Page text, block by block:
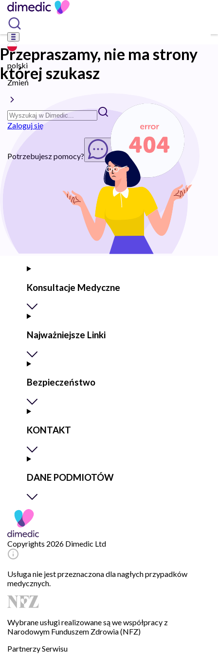
polski
Zmień
Zaloguj się
Potrzebujesz pomocy? Rozpocznij chat
Przepraszamy, nie ma strony
której szukasz
Konsultacje Medyczne
Najważniejsze Linki
Bezpieczeństwo
KONTAKT
DANE PODMIOTÓW
Copyrights 2026 Dimedic Ltd
Usługa nie jest przeznaczona dla nagłych przypadków
medycznych.
Wybrane usługi realizowane są we współpracy z
Narodowym Funduszem Zdrowia (NFZ)
Partnerzy Serwisu